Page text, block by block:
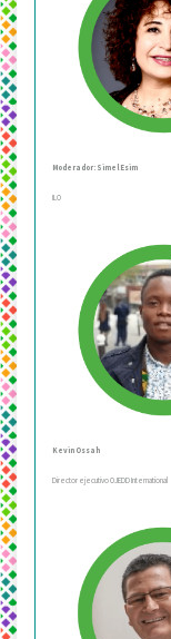
Moderador: Simel Esim
ILO
Kevin Ossah
Director ejecutivo OJEDD International